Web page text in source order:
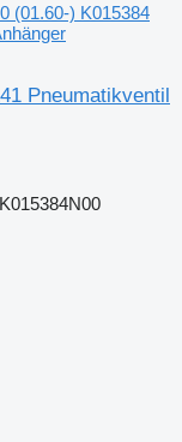
(01.60-) K015384
Pneumatikventil